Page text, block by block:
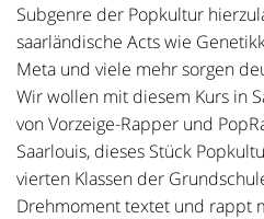
Subgenre der Popkultur
saarländische Acts wie
Meta und viele mehr sorgen
Wir wollen mit diesem Kurs in
von Vorzeige-Rapper und
Saarlouis, dieses Stück
vierten Klassen der
Drehmoment textet und rappt